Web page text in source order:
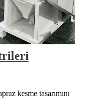
kesme tasarımını